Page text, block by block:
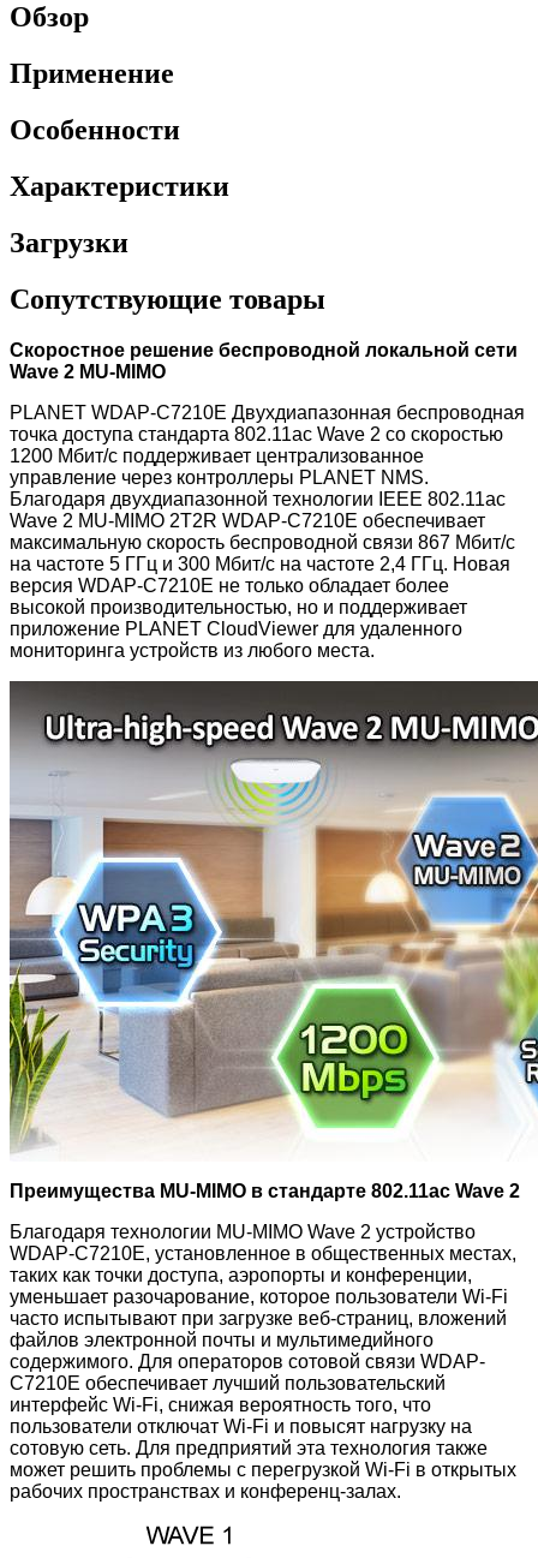
Обзор
Применение
Особенности
Характеристики
Загрузки
Сопутствующие товары
Скоростное решение беспроводной локальной сети
Wave 2 MU-MIMO
PLANET WDAP-C7210E Двухдиапазонная беспроводная
точка доступа стандарта 802.11ac Wave 2 со скоростью
1200 Мбит/с поддерживает централизованное
управление через контроллеры PLANET NMS.
Благодаря двухдиапазонной технологии IEEE 802.11ac
Wave 2 MU-MIMO 2T2R WDAP-C7210E обеспечивает
максимальную скорость беспроводной связи 867 Мбит/с
на частоте 5 ГГц и 300 Мбит/с на частоте 2,4 ГГц. Новая
версия WDAP-C7210E не только обладает более
высокой производительностью, но и поддерживает
приложение PLANET CloudViewer для удаленного
мониторинга устройств из любого места.
Преимущества MU-MIMO в стандарте 802.11ac Wave 2
Благодаря технологии MU-MIMO Wave 2 устройство
WDAP-C7210E, установленное в общественных местах,
таких как точки доступа, аэропорты и конференции,
уменьшает разочарование, которое пользователи Wi-Fi
часто испытывают при загрузке веб-страниц, вложений
файлов электронной почты и мультимедийного
содержимого. Для операторов сотовой связи WDAP-
C7210E обеспечивает лучший пользовательский
интерфейс Wi-Fi, снижая вероятность того, что
пользователи отключат Wi-Fi и повысят нагрузку на
сотовую сеть. Для предприятий эта технология также
может решить проблемы с перегрузкой Wi-Fi в открытых
рабочих пространствах и конференц-залах.